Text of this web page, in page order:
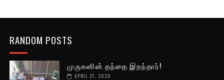
RANDOM POSTS
முருகனின் தந்தை இறந்தார்!
APRIL 27, 2020